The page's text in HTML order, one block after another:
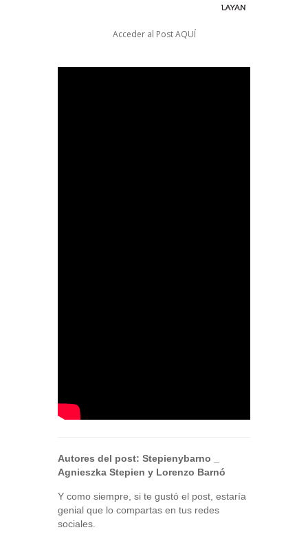
Acceder al PostAQUÍ
Autores del post: Stepienybarno
Agnieszka Stepien y Lorenzo Barnó
Y como siempre, si te gustó el post, estaría
genial que lo compartas en tus redes
sociales.